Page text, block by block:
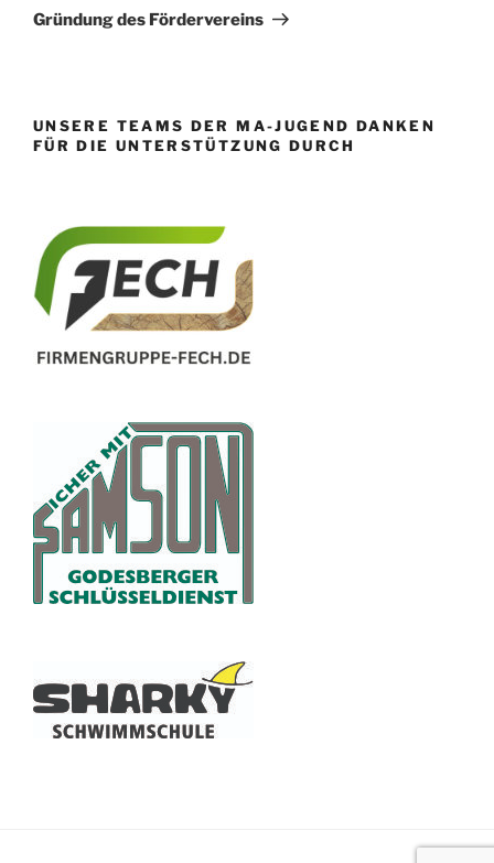
Beitrag
Gründung des Fördervereins
UNSERE TEAMS DER MA-JUGEND DANKEN
FÜR DIE UNTERSTÜTZUNG DURCH